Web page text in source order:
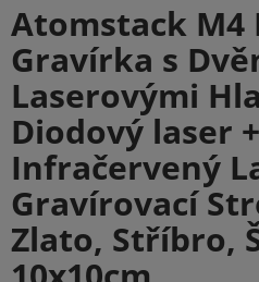
Atomstack M4
Gravírka s
Laserovými
Diodový laser
Infračervený
Gravírovací
Zlato, Stříbro,